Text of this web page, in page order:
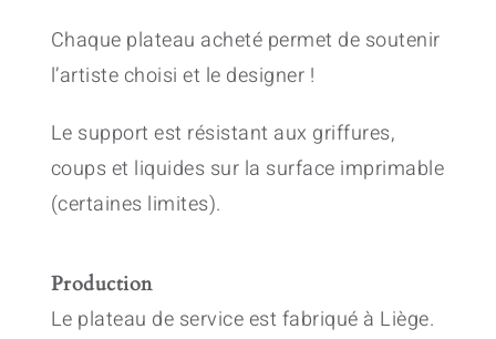
Chaque plateau acheté permet de soutenir
l’artiste choisi et le designer !
Le support est résistant aux griffures,
coups et liquides sur la surface imprimable
(certaines limites).
Production
Le plateau de service est fabriqué à Liège.